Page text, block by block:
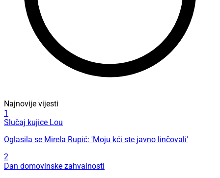
Najnovije vijesti
1
Slučaj kujice Lou
Oglasila se Mirela Rupić: 'Moju kći ste javno linčovali'
2
Dan domovinske zahvalnosti